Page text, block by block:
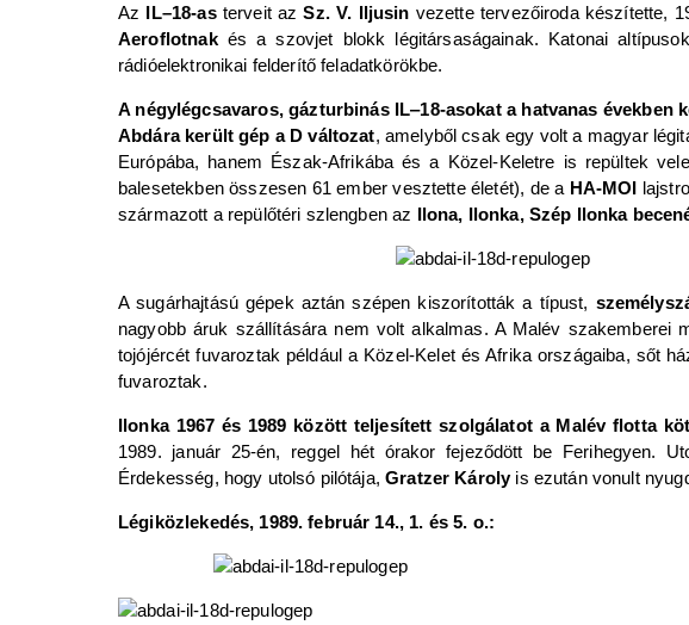
Az IL–18-asterveit azSz. V. Iljusin vezette tervezőiroda készítette,
Aeroflotnak és a szovjet blokk légitársaságainak. Katonai
rádióelektronikai felderítő feladatkörökbe.
A négylégcsavaros, gázturbinás IL‒18-asokat a hatvanas években
Abdára került gép a D változat, amelyből csak egy volt a magyar
Európába, hanem Észak-Afrikába és a Közel-Keletre is repültek
balesetekben összesen 61 ember vesztette életét), de a HA-MOI
származott a repülőtéri szlengben az Ilona, Ilonka, Szép Ilonka
A sugárhajtású gépek aztán szépen kiszorították a típust,
nagyobb áruk szállítására nem volt alkalmas. A Malév szakemberei
tojójércét fuvaroztak például a Közel-Kelet és Afrika országaiba, sőt
fuvaroztak.
Ilonka 1967 és 1989 között teljesített szolgálatot a Malév flotta
1989. január 25-én, reggel hét órakor fejeződött be Ferihegyen.
Érdekesség, hogy utolsó pilótája, Gratzer Károlyis ezután vonult
Légiközlekedés, 1989. február 14., 1. és 5. o.: